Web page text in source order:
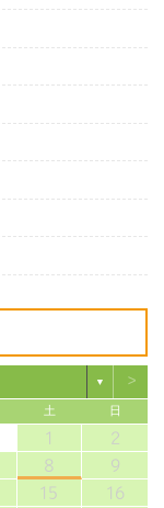
▼ >
土 日
1
2
8
9
15
16